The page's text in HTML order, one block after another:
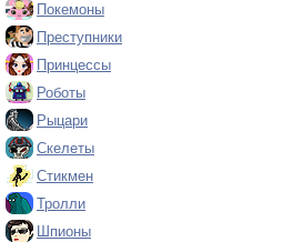
Покемоны
Преступники
Принцессы
Роботы
Рыцари
Скелеты
Стикмен
Тролли
Шпионы